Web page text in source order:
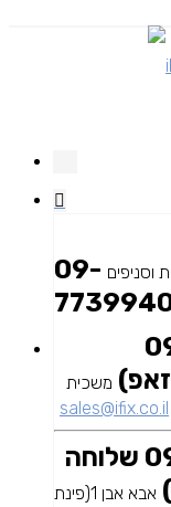
וסניפים 09-
משכית
sales@ifix.co.il
09-7739940 שלוחה
אבא אבן 1(פינת